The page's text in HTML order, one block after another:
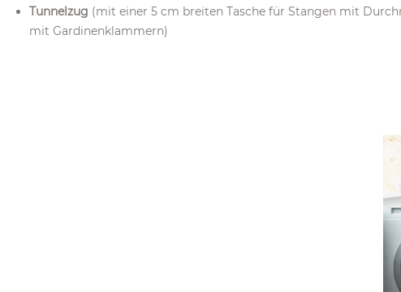
Tunnelzug (mit einer 5 cm breiten Tasche für Stangen mit
mit Gardinenklammern)